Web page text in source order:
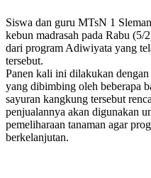
Siswa dan guru MTsN 1
kebun madrasah pada Rabu
dari program Adiwiyata yang
tersebut.
Panen kali ini dilakukan
yang dibimbing oleh beberapa
sayuran kangkung tersebut
penjualannya akan digunakan
pemeliharaan tanaman agar
berkelanjutan.